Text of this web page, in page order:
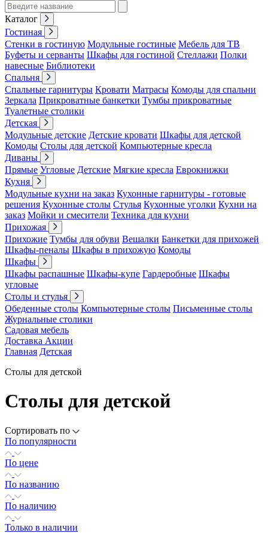
Каталог
Гостиная
Стенки в гостиную Модульные гостиные Мебель для ТВ
Буфеты и серванты Шкафы для гостиной Стеллажи Полки
навесные Библиотеки
Спальня
Спальные гарнитуры Кровати Матрасы Комоды для спальни
Зеркала Прикроватные банкетки Тумбы прикроватные
Туалетные столики
Детская
Модульные детские Детские кровати Шкафы для детской
Комоды Столы для детской Компьютерные кресла
Диваны
Прямые Угловые Детские Мягкие кресла Еврокнижки
Кухня
Модульные кухни на заказ Кухонные гарнитуры - готовые
решения Кухонные столы Стулья Кухонные уголки Кухни на
заказ Мойки и смесители Техника для кухни
Прихожая
Прихожие Тумбы для обуви Вешалки Банкетки для прихожей
Шкафы-пеналы Шкафы в прихожую Комоды
Шкафы
Шкафы распашные Шкафы-купе Гардеробные Шкафы
угловые
Столы и стулья
Обеденные столы Компьютерные столы Письменные столы
Журнальные столики
Садовая мебель
Доставка Акции
Главная Детская
Столы для детской
Столы для детской
Сортировать по
По популярности
По цене
По названию
По наличию
Только в наличии